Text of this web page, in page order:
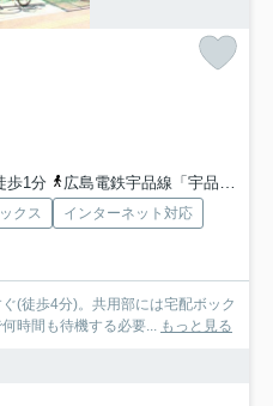
歩1分
広島電鉄宇品線「宇品二丁目」駅 バス3分 広島バス「宇品海岸三丁目」 停歩3分
クス
インターネット対応
(徒歩4分)。共用部には宅配ボック
時間も待機する必要... もっと見る